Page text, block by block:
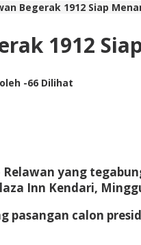
Begerak 1912 Siap
1912
oleh -66 Dilihat
yang
Inn Kendari,
pasangan calon